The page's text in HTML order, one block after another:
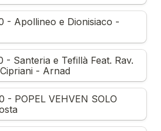
- Apollineo e Dionisiaco -
- Santeria e Tefillà Feat. Rav.
- Arnad
- POPEL VEHVEN SOLO